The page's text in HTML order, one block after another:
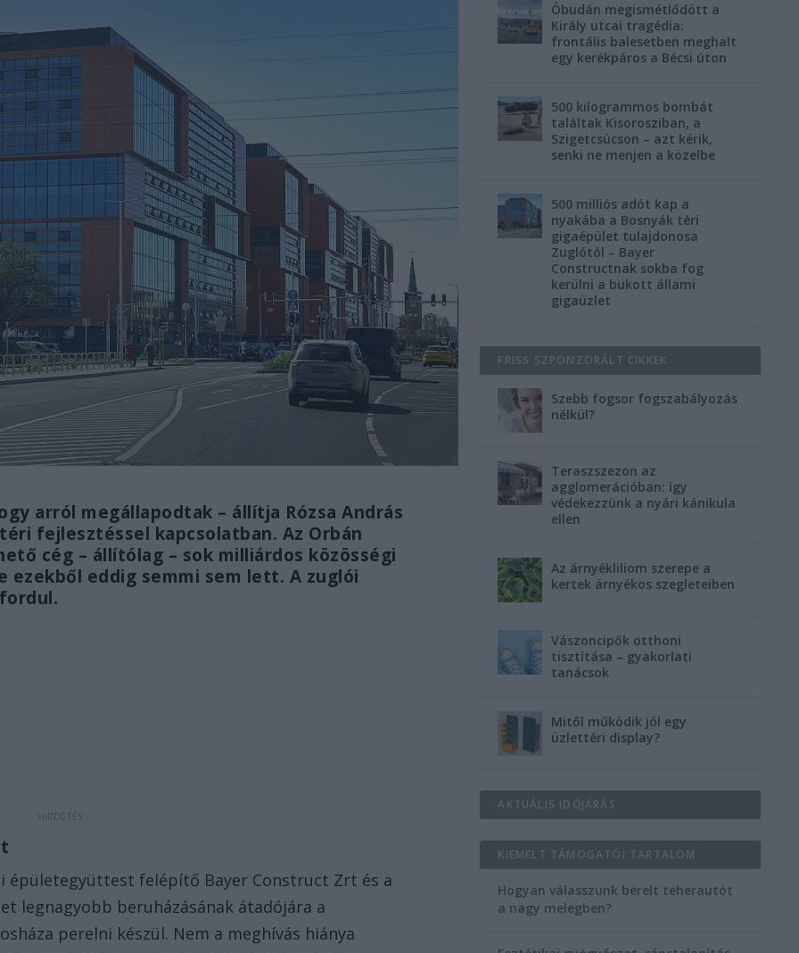
arról megállapodtak – állítja Rózsa András
fejlesztéssel kapcsolatban. Az Orbán
cég – állítólag – sok milliárdos közösségi
eddig semmi sem lett. A zuglói
épületegyüttest felépítő Bayer Construct Zrt és a
legnagyobb beruházásának átadójára a
perelni készül. Nem a meghívás hiánya
Óbudán megismétlődött a
Király utcai tragédia:
frontális balesetben meghalt
egy kerékpáros a Bécsi úton
500 kilogrammos bombát
találtak Kisorosziban, a
Szigetcsúcson – azt kérik,
senki ne menjen a közelbe
500 milliós adót kap a
nyakába a Bosnyák téri
gigaépület tulajdonosa
Zuglótól – Bayer
Constructnak sokba fog
kerülni a bukott állami
gigaüzlet
FRISS SZPONZORÁLT CIKKEK
Szebb fogsor fogszabályozás
nélkül?
Teraszszezon az
agglomerációban: így
védekezzünk a nyári kánikula
ellen
Az árnyékliliom szerepe a
kertek árnyékos szegleteiben
Vászoncipők otthoni
tisztítása – gyakorlati
tanácsok
Mitől működik jól egy
üzlettéri display?
AKTUÁLIS IDŐJÁRÁS
KIEMELT TÁMOGATÓI TARTALOM
Hogyan válasszunk bérelt teherautót
a nagy melegben?